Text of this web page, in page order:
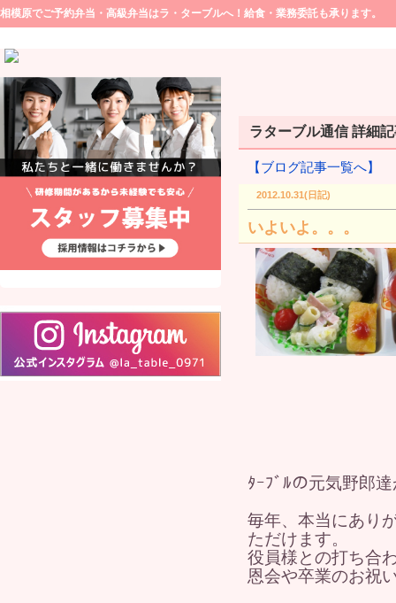
相模原でご予約弁当・高級弁当はラ・ターブルへ！給食・業務委託も承ります。
ラターブル通信 詳細
【ブログ記事一覧へ】
2012.10.31(日記)
いよいよ。。。
ﾀｰﾌﾞﾙの元気野郎
毎年、本当にあり
ただけます。
役員様との打ち合
恩会や卒業のお祝